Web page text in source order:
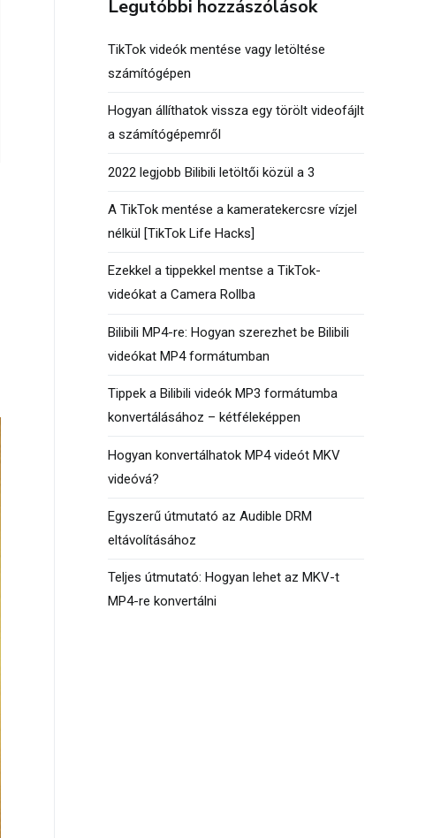
Legutóbbi hozzászólások
TikTok videók mentése vagy letöltése
számítógépen
Hogyan állíthatok vissza egy törölt videofájlt
a számítógépemről
2022 legjobb Bilibili letöltői közül a 3
A TikTok mentése a kameratekercsre vízjel
nélkül [TikTok Life Hacks]
Ezekkel a tippekkel mentse a TikTok-
videókat a Camera Rollba
Bilibili MP4-re: Hogyan szerezhet be Bilibili
videókat MP4 formátumban
Tippek a Bilibili videók MP3 formátumba
konvertálásához – kétféleképpen
Hogyan konvertálhatok MP4 videót MKV
videóvá?
Egyszerű útmutató az Audible DRM
eltávolításához
Teljes útmutató: Hogyan lehet az MKV-t
MP4-re konvertálni